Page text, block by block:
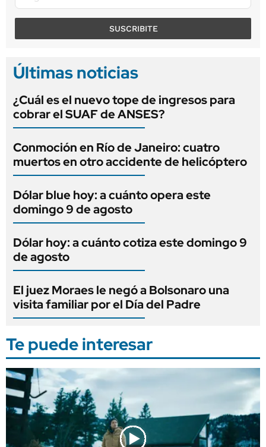
SUSCRIBITE
Últimas noticias
¿Cuál es el nuevo tope de ingresos para
cobrar el SUAF de ANSES?
Conmoción en Río de Janeiro: cuatro
muertos en otro accidente de helicóptero
Dólar blue hoy: a cuánto opera este
domingo 9 de agosto
Dólar hoy: a cuánto cotiza este domingo 9
de agosto
El juez Moraes le negó a Bolsonaro una
visita familiar por el Día del Padre
Te puede interesar